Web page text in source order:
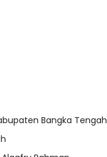
Bangka Tengah